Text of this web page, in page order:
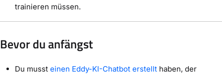
trainieren müssen.
Bevor du anfängst
Du musst einen Eddy-KI-Chatbot erstellt haben, der